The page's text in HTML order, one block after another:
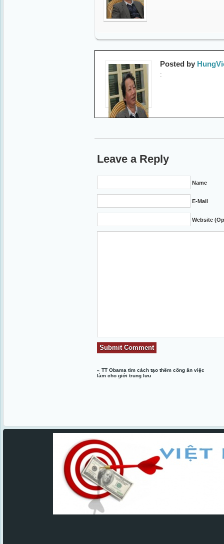
Posted by
:
Leave a Reply
Name
E-Mail
Website
«TT Obama tìm cách tạo thêm công ăn việc
làm cho giới trung lưu